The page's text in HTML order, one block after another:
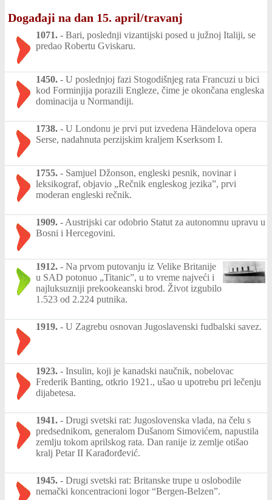
Događaji na dan 15. april/travanj
1071. - Bari, poslednji vizantijski posed u južnoj Italiji, se
predao Robertu Gviskaru.
1450. - U poslednjoj fazi Stogodišnjeg rata Francuzi u bici
kod Forminjija porazili Engleze, čime je okončana engleska
dominacija u Normandiji.
1738. - U Londonu je prvi put izvedena Händelova opera
Serse, nadahnuta perzijskim kraljem Kserksom I.
1755. - Samjuel Džonson, engleski pesnik, novinar i
leksikograf, objavio „Rečnik engleskog jezika”, prvi
moderan engleski rečnik.
1909. - Austrijski car odobrio Statut za autonomnu upravu u
Bosni i Hercegovini.
1912. - Na prvom putovanju iz Velike Britanije
u SAD potonuo „Titanic”, u to vreme najveći i
najluksuzniji prekookeanski brod. Život izgubilo
1.523 od 2.224 putnika.
1919. - U Zagrebu osnovan Jugoslavenski fudbalski savez.
1923. - Insulin, koji je kanadski naučnik, nobelovac
Frederik Banting, otkrio 1921., ušao u upotrebu pri lečenju
dijabetesa.
1941. - Drugi svetski rat: Jugoslovenska vlada, na čelu s
predsednikom, generalom Dušanom Simovićem, napustila
zemlju tokom aprilskog rata. Dan ranije iz zemlje otišao
kralj Petar II Karađorđević.
1945. - Drugi svetski rat: Britanske trupe u oslobodile
nemački koncentracioni logor “Bergen-Belzen”.